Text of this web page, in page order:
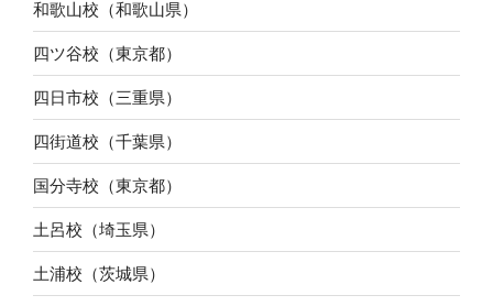
和歌山校（和歌山県）
四ツ谷校（東京都）
四日市校（三重県）
四街道校（千葉県）
国分寺校（東京都）
土呂校（埼玉県）
土浦校（茨城県）